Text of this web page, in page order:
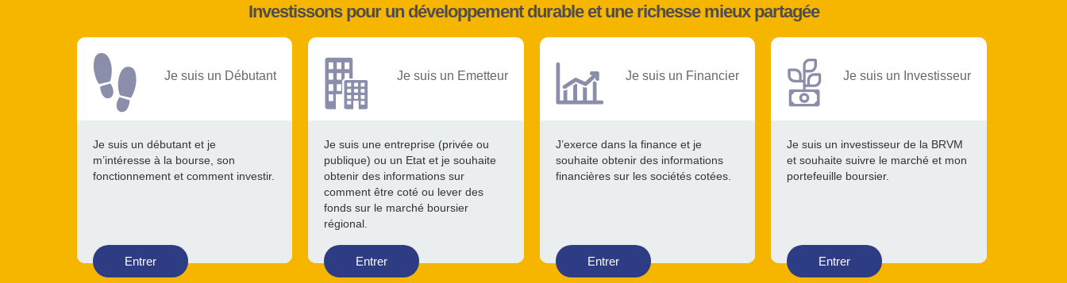
Investissons pour un développement durable et une richesse mieux partagée
Je suis un Débutant
Je suis un débutant et je
m’intéresse à la bourse, son
fonctionnement et comment investir.
Entrer
Je suis un Emetteur
Je suis une entreprise (privée ou
publique) ou un Etat et je souhaite
obtenir des informations sur
comment être coté ou lever des
fonds sur le marché boursier
régional.
Entrer
Je suis un Financier
J’exerce dans la finance et je
souhaite obtenir des informations
financières sur les sociétés cotées.
Entrer
Je suis un Investisseur
Je suis un investisseur de la BRVM
et souhaite suivre le marché et mon
portefeuille boursier.
Entrer